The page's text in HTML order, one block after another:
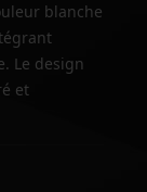
blanche
Le design
et